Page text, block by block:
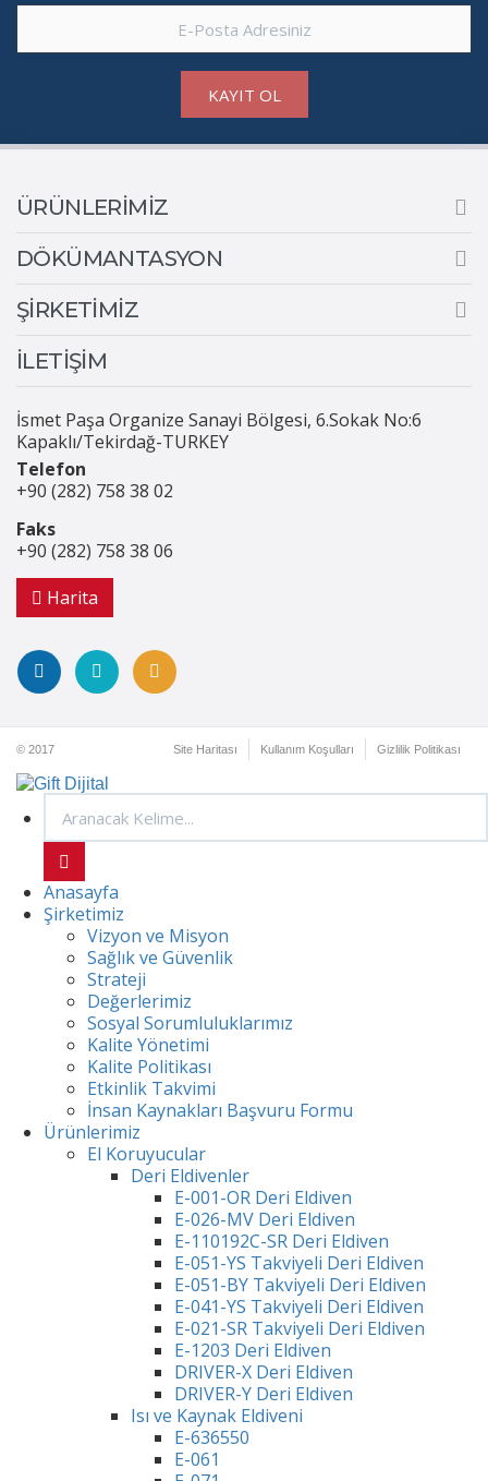
KAYIT OL
ÜRÜNLERİMİZ
DÖKÜMANTASYON
ŞİRKETİMİZ
İLETİŞİM
İsmet Paşa Organize Sanayi Bölgesi, 6.Sokak No:6
Kapaklı/Tekirdağ-TURKEY
Telefon
+90 (282) 758 38 02
Faks
+90 (282) 758 38 06
Harita
© 2017 Site Haritası Kullanım Koşulları Gizlilik Politikası
Anasayfa
Şirketimiz
Vizyon ve Misyon
Sağlık ve Güvenlik
Strateji
Değerlerimiz
Sosyal Sorumluluklarımız
Kalite Yönetimi
Kalite Politikası
Etkinlik Takvimi
İnsan Kaynakları Başvuru Formu
Ürünlerimiz
El Koruyucular
Deri Eldivenler
E-001-OR Deri Eldiven
E-026-MV Deri Eldiven
E-110192C-SR Deri Eldiven
E-051-YS Takviyeli Deri Eldiven
E-051-BY Takviyeli Deri Eldiven
E-041-YS Takviyeli Deri Eldiven
E-021-SR Takviyeli Deri Eldiven
E-1203 Deri Eldiven
DRIVER-X Deri Eldiven
DRIVER-Y Deri Eldiven
Isı ve Kaynak Eldiveni
E-636550
E-061